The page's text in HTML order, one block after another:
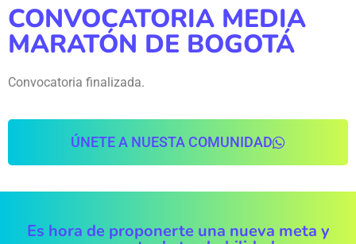
CONVOCATORIA MEDIA
MARATÓN DE BOGOTÁ
Convocatoria finalizada.
ÚNETE A NUESTA COMUNIDAD
Es hora de proponerte una nueva meta y